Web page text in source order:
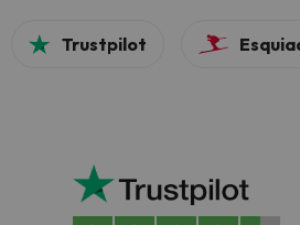
Trustpilot